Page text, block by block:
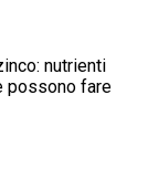
nutrienti
possono fare